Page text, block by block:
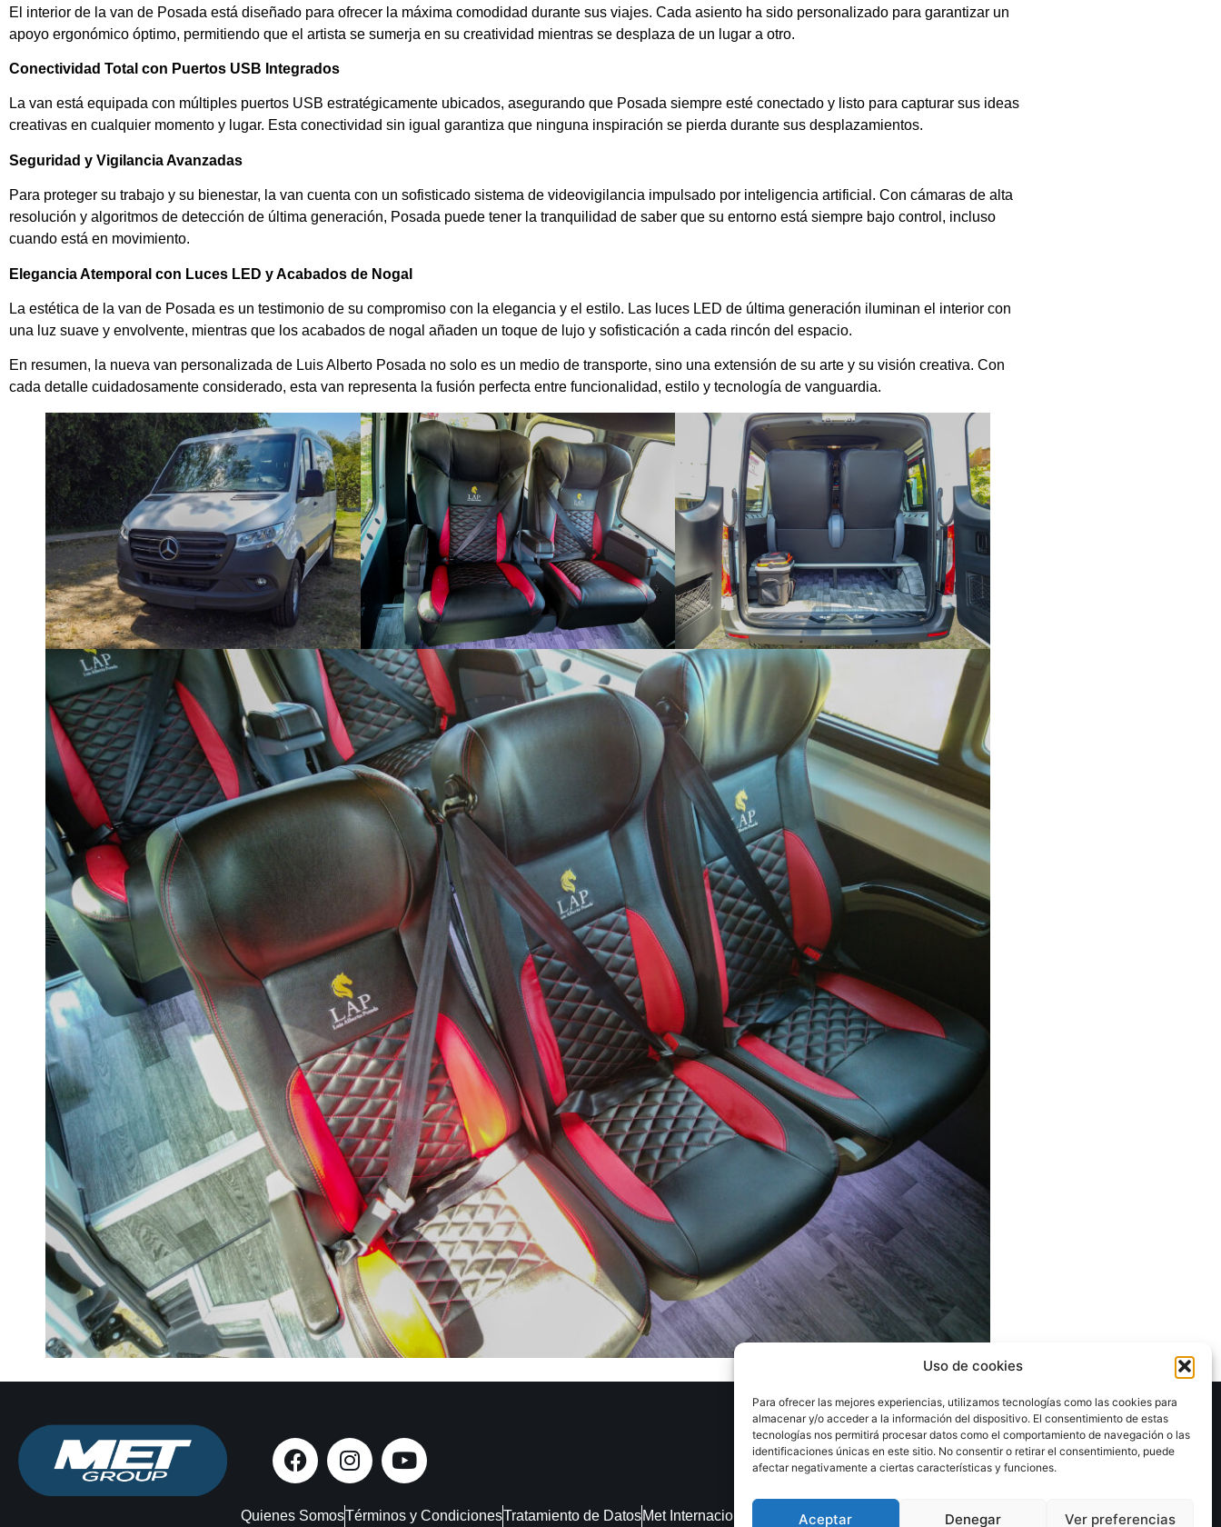
Uso de cookies
Para ofrecer las mejores experiencias, utilizamos tecnologías como las cookies para
almacenar y/o acceder a la información del dispositivo. El consentimiento de estas
tecnologías nos permitirá procesar datos como el comportamiento de navegación o las
identificaciones únicas en este sitio. No consentir o retirar el consentimiento, puede
afectar negativamente a ciertas características y funciones.
Aceptar Denegar Ver preferencias
El interior de la van de Posada está diseñado para ofrecer la máxima comodidad durante sus viajes. Cada asiento ha sido personalizado para garantizar un
apoyo ergonómico óptimo, permitiendo que el artista se sumerja en su creatividad mientras se desplaza de un lugar a otro.
Conectividad Total con Puertos USB Integrados
La van está equipada con múltiples puertos USB estratégicamente ubicados, asegurando que Posada siempre esté conectado y listo para capturar sus ideas
creativas en cualquier momento y lugar. Esta conectividad sin igual garantiza que ninguna inspiración se pierda durante sus desplazamientos.
Seguridad y Vigilancia Avanzadas
Para proteger su trabajo y su bienestar, la van cuenta con un sofisticado sistema de videovigilancia impulsado por inteligencia artificial. Con cámaras de alta
resolución y algoritmos de detección de última generación, Posada puede tener la tranquilidad de saber que su entorno está siempre bajo control, incluso
cuando está en movimiento.
Elegancia Atemporal con Luces LED y Acabados de Nogal
La estética de la van de Posada es un testimonio de su compromiso con la elegancia y el estilo. Las luces LED de última generación iluminan el interior con
una luz suave y envolvente, mientras que los acabados de nogal añaden un toque de lujo y sofisticación a cada rincón del espacio.
En resumen, la nueva van personalizada de Luis Alberto Posada no solo es un medio de transporte, sino una extensión de su arte y su visión creativa. Con
cada detalle cuidadosamente considerado, esta van representa la fusión perfecta entre funcionalidad, estilo y tecnología de vanguardia.
Quienes SomosTérminos y CondicionesTratamiento de Datos Met Internacional